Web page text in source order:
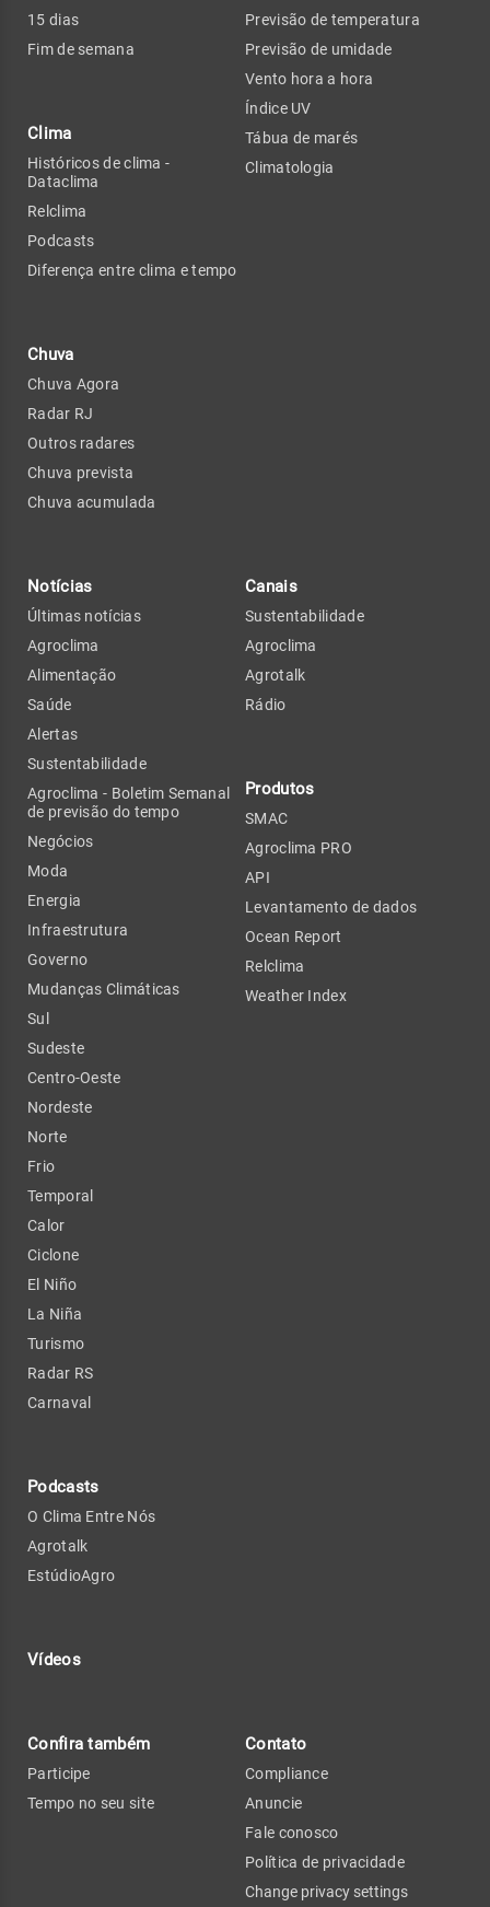
15 dias
Fim de semana
Clima
Históricos de clima -
Dataclima
Relclima
Podcasts
Diferença entre clima e tempo
Chuva
Chuva Agora
Radar RJ
Outros radares
Chuva prevista
Chuva acumulada
Previsão de temperatura
Previsão de umidade
Vento hora a hora
Índice UV
Tábua de marés
Climatologia
Notícias
Últimas notícias
Agroclima
Alimentação
Saúde
Alertas
Sustentabilidade
Agroclima - Boletim Semanal
de previsão do tempo
Negócios
Moda
Energia
Infraestrutura
Governo
Mudanças Climáticas
Sul
Sudeste
Centro-Oeste
Nordeste
Norte
Frio
Temporal
Calor
Ciclone
El Niño
La Niña
Turismo
Radar RS
Carnaval
Podcasts
O Clima Entre Nós
Agrotalk
EstúdioAgro
Vídeos
Canais
Sustentabilidade
Agroclima
Agrotalk
Rádio
Produtos
SMAC
Agroclima PRO
API
Levantamento de dados
Ocean Report
Relclima
Weather Index
Confira também
Participe
Tempo no seu site
Contato
Compliance
Anuncie
Fale conosco
Política de privacidade
Change privacy settings